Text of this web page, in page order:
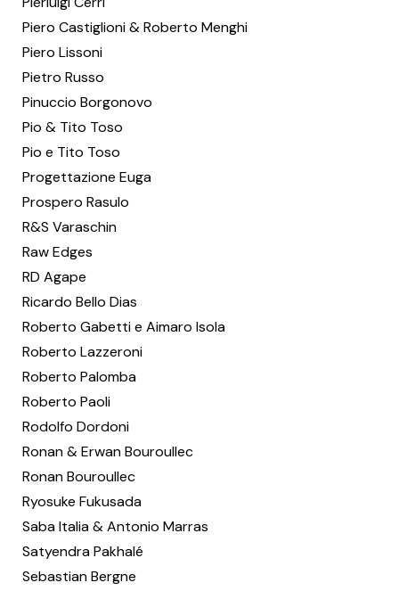
Piero Castiglioni & Roberto Menghi
Piero Lissoni
Pietro Russo
Pinuccio Borgonovo
Pio & Tito Toso
Pio e Tito Toso
Progettazione Euga
Prospero Rasulo
R&S Varaschin
Raw Edges
RD Agape
Ricardo Bello Dias
Roberto Gabetti e Aimaro Isola
Roberto Lazzeroni
Roberto Palomba
Roberto Paoli
Rodolfo Dordoni
Ronan & Erwan Bouroullec
Ronan Bouroullec
Ryosuke Fukusada
Saba Italia & Antonio Marras
Satyendra Pakhalé
Sebastian Bergne